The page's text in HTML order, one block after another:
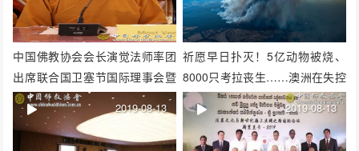
中国佛教协会会长演觉法师率团
出席联合国卫塞节国际理事会暨
国际佛教大学协会执委会会议
祈愿早日扑灭！5亿动物被烧、
8000只考拉丧生……澳洲在失控
的大火中悲鸣
2019-08-13 2019-08-13